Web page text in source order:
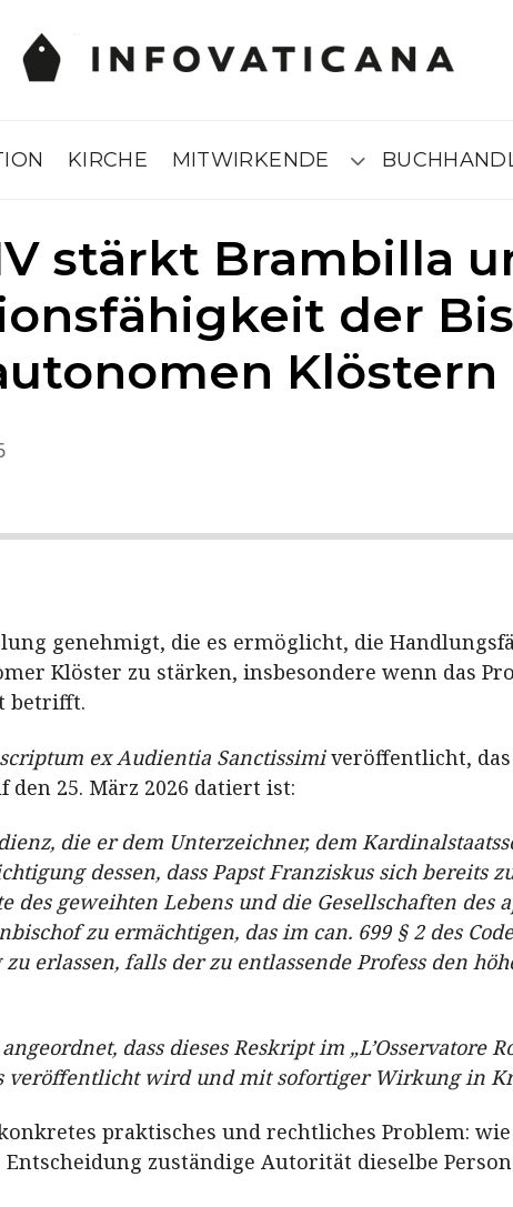
KIRCHE MITWIRKENDE Submenú
stärkt Brambilla
der
Klöstern
genehmigt, die es ermöglicht, die
Klöster zu stärken, insbesondere wenn das
betrifft.
ex Audientia Sanctissimiveröffentlicht,
25. März 2026 datiert ist:
die er dem Unterzeichner, dem
dessen, dass Papst Franziskus sich bereits
geweihten Lebens und die Gesellschaften des
zu ermächtigen, das im can. 699 § 2 des
erlassen, falls der zu entlassende Profess den
dass dieses Reskript im „L’Osservatore
veröffentlicht wird und mit sofortiger Wirkung in
praktisches und rechtliches Problem:
zuständige Autorität dieselbe